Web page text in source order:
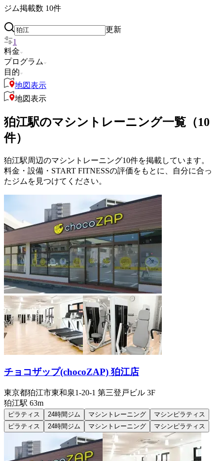
ジム掲載数 10件
更新
1
料金
プログラム
目的
地図表示
地図表示
狛江駅のマシントレーニング一覧（10
件）
狛江駅周辺のマシントレーニング10件を掲載しています。
料金・設備・START FITNESSの評価をもとに、自分に合っ
たジムを見つけてください。
チョコザップ(chocoZAP) 狛江店
東京都狛江市東和泉1-20-1 第三登戸ビル 3F
狛江駅 63m
ピラティス 24時間ジム マシントレーニング
マシンピラティス
ピラティス
24時間ジム マシントレーニング マシンピラティス